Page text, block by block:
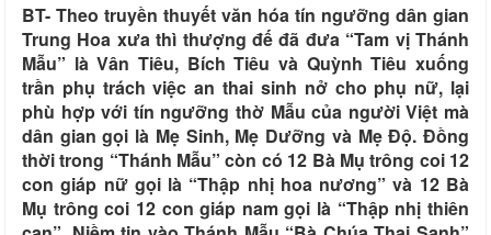
BT- Theo truyền thuyết văn hóa tín ngưỡng dân gian
Trung Hoa xưa thì thượng đế đã đưa “Tam vị Thánh
Mẫu” là Vân Tiêu, Bích Tiêu và Quỳnh Tiêu xuống
trần phụ trách việc an thai sinh nở cho phụ nữ, lại
phù hợp với tín ngưỡng thờ Mẫu của người Việt mà
dân gian gọi là Mẹ Sinh, Mẹ Dưỡng và Mẹ Độ. Đồng
thời trong “Thánh Mẫu” còn có 12 Bà Mụ trông coi 12
con giáp nữ gọi là “Thập nhị hoa nương” và 12 Bà
Mụ trông coi 12 con giáp nam gọi là “Thập nhị thiên